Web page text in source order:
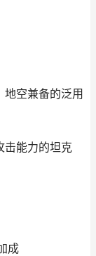
地空兼备的泛用
击能力的坦克
成